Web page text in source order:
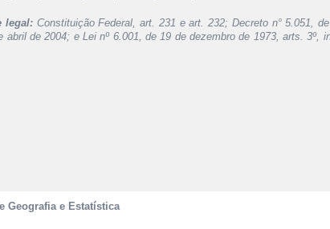
legal:Constituição Federal, art. 231 e art. 232; Decreto n° 5.051,
abril de 2004; e Lei nº 6.001, de 19 de dezembro de 1973, arts.
Geografia e Estatística